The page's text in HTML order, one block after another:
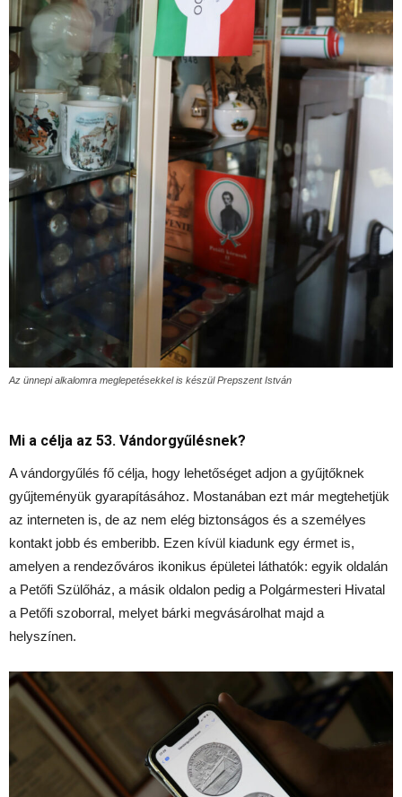
Az ünnepi alkalomra meglepetésekkel is készül Prepszent István
Mi a célja az 53. Vándorgyűlésnek?
A vándorgyűlés fő célja, hogy lehetőséget adjon a gyűjtőknek
gyűjteményük gyarapításához. Mostanában ezt már megtehetjük
az interneten is, de az nem elég biztonságos és a személyes
kontakt jobb és emberibb. Ezen kívül kiadunk egy érmet is,
amelyen a rendezőváros ikonikus épületei láthatók: egyik oldalán
a Petőfi Szülőház, a másik oldalon pedig a Polgármesteri Hivatal
a Petőfi szoborral, melyet bárki megvásárolhat majd a
helyszínen.